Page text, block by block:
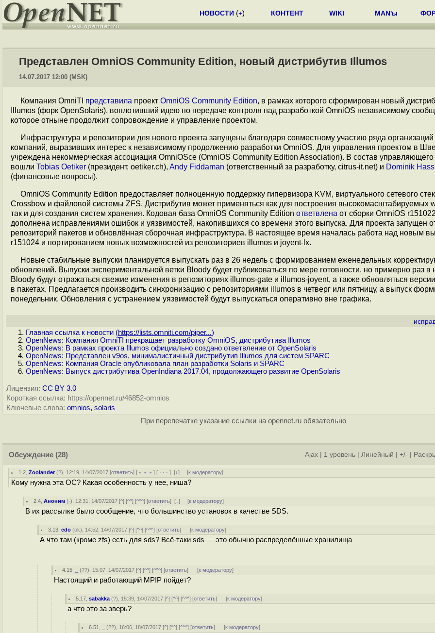
НОВОСТИ (+) КОНТЕНТ WIKI MAN'ы
Представлен OmniOS Community Edition, новый дистрибутив Illumos
14.07.2017 12:00 (MSK)
Компания OmniTI представила проект OmniOS Community Edition, в рамках которого сформирован новый
Illumos (форк OpenSolaris), воплотивший идею по передаче контроля над разработкой OmniOS независимому
которое отныне продолжит сопровождение и управление проектом.
Инфраструктура и репозитории для нового проекта запущены благодаря совместному участию ряда организаций
компаний, выразивших интерес к независимому продолжению разработки OmniOS. Для управления проектом в
учреждена некоммерческая ассоциация OmniOSce (OmniOS Community Edition Association). В состав управляющего
вошли Tobias Oetiker (президент, oetiker.ch), Andy Fiddaman (ответственный за разработку, citrus-it.net) и Dominik
(финансовые вопросы).
OmniOS Community Edition предоставляет полноценную поддержку гипервизора KVM, виртуального сетевого
Crossbow и файловой системы ZFS. Дистрибутив может применяться как для построения высокомасштабируемых
так и для создания систем хранения. Кодовая база OmniOS Community Edition ответвлена от сборки OmniOS
дополнена исправлениями ошибок и уязвимостей, накопившихся со времени этого выпуска. Для проекта запущен
репозиторий пакетов и обновлённая сборочная инфраструктура. В настоящее время началась работа над новым
r151024 и портированием новых возможностей из репозиториев illumos и joyent-lx.
Новые стабильные выпуски планируется выпускать раз в 26 недель с формированием еженедельных
обновлений. Выпуски экспериментальной ветки Bloody будет публиковаться по мере готовности, но примерно раз в
Bloody будут отражаться свежие изменения в репозиториях illumos-gate и illumos-joyent, а также обновляться
в пакетах. Предлагается производить синхронизацию с репозиториями illumos в четверг или пятницу, а выпуск
понедельник. Обновления с устранением уязвимостей будут выпускаться оперативно вне графика.
Главная ссылка к новости (https://lists.omniti.com/piper...)
OpenNews: Компания OmniTI прекращает разработку OmniOS, дистрибутива Illumos
OpenNews: В рамках проекта Illumos официально создано ответвление от OpenSolaris
OpenNews: Представлен v9os, минималистичный дистрибутив Illumos для систем SPARC
OpenNews: Компания Oracle опубликовала план разработки Solaris и SPARC
OpenNews: Выпуск дистрибутива OpenIndiana 2017.04, продолжающего развитие OpenSolaris
Лицензия: CC BY 3.0
Короткая ссылка: https://opennet.ru/46852-omnios
Ключевые слова: omnios, solaris
При перепечатке указание ссылки на opennet.ru обязательно
Обсуждение (28) Ajax 1 уровень Линейный +/-
1.2 ,Zoolander(?), 12:19, 14/07/2017 [ответить] [ ﹢﹢﹢] [ · · ·][↓] [к модератору]
Кому нужна эта ОС? Какая особенность у нее, ниша?
2.4 ,Аноним (-), 12:31, 14/07/2017 [^] [^^] [^^^] [ответить][↓] [к модератору]
В их рассылке было сообщение, что большинство установок в качестве SDS.
3.13 ,edo (ok), 14:52, 14/07/2017 [^] [^^] [^^^] [ответить] [к модератору]
А что там (кроме zfs) есть для sds? Всё-таки sds — это обычно распределённые хранилища
4.15 (??), 15:07, 14/07/2017 [^] [^^] [^^^] [ответить] [к модератору]
Настоящий и работающий MPIP пойдет?
5.17 ,sabakka (?), 15:39, 14/07/2017 [^] [^^] [^^^] [ответить] [к модератору]
а что это за зверь?
6.51 (??), 16:06, 18/07/2017 [^] [^^] [^^^] [ответить] [к модератору]